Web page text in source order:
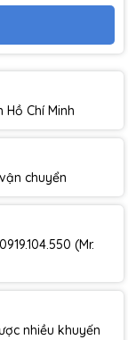
Chí Minh
chuyển
(Mr.
nhiều khuyến